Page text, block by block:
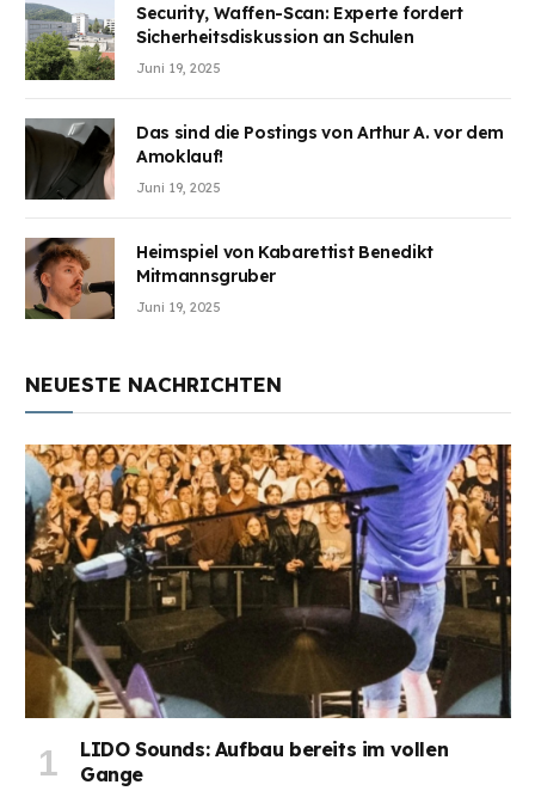
Security, Waffen-Scan: Experte fordert
Sicherheitsdiskussion an Schulen
Juni 19, 2025
Das sind die Postings von Arthur A. vor dem
Amoklauf!
Juni 19, 2025
Heimspiel von Kabarettist Benedikt
Mitmannsgruber
Juni 19, 2025
NEUESTE NACHRICHTEN
LIDO Sounds: Aufbau bereits im vollen
Gange